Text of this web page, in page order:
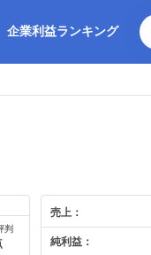
企業利益ランキング
判
売上：
純利益：